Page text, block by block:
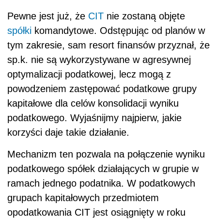
Pewne jest już, że CIT nie zostaną objęte
spółki komandytowe. Odstępując od planów w
tym zakresie, sam resort finansów przyznał, że
sp.k. nie są wykorzystywane w agresywnej
optymalizacji podatkowej, lecz mogą z
powodzeniem zastępować podatkowe grupy
kapitałowe dla celów konsolidacji wyniku
podatkowego. Wyjaśnijmy najpierw, jakie
korzyści daje takie działanie.
Mechanizm ten pozwala na połączenie wyniku
podatkowego spółek działających w grupie w
ramach jednego podatnika. W podatkowych
grupach kapitałowych przedmiotem
opodatkowania CIT jest osiągnięty w roku